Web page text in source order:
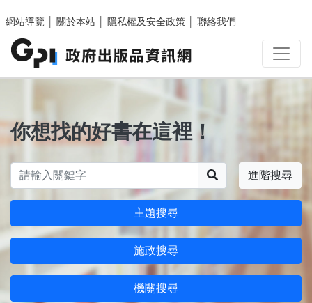
網站導覽
關於本站 隱私權及安全政策 聯絡我們
你想找的好書在這裡！
進階搜尋
主題搜尋
施政搜尋
機關搜尋